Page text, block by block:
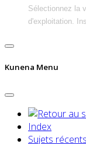
Sélectionnez la
d'exploitation.
Kunena Menu
Index
Sujets récents